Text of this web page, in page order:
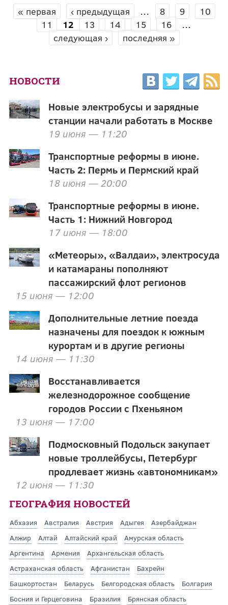
СТРАНИЦЫ
« первая ‹ предыдущая … 8 9
10
11
12 13 14 15 16
…
следующая ›
последняя »
НОВОСТИ
Новые электробусы и зарядные
станции начали работать в Москве
19 июня — 11:20
Транспортные реформы в июне.
Часть 2: Пермь и Пермский край
18 июня — 20:00
Транспортные реформы в июне.
Часть 1: Нижний Новгород
17 июня — 18:00
«Метеоры», «Валдаи», электросуда
и катамараны пополняют
пассажирский флот регионов
15 июня — 12:00
Дополнительные летние поезда
назначены для поездок к южным
курортам и в другие регионы
14 июня — 11:30
Восстанавливается
железнодорожное сообщение
городов России с Пхеньяном
13 июня — 17:00
Подмосковный Подольск закупает
новые троллейбусы, Петербург
продлевает жизнь «автономникам»
12 июня — 11:30
ГЕОГРАФИЯ НОВОСТЕЙ
Абхазия Австралия Австрия Адыгея
Азербайджан
Алжир
Алтай Алтайский край
Амурская область
Аргентина
Армения
Архангельская область
Астраханская область
Афганистан
Бахрейн
Башкортостан
Беларусь Белгородская область
Болгария
Босния и Герцеговина
Бразилия
Брянская область